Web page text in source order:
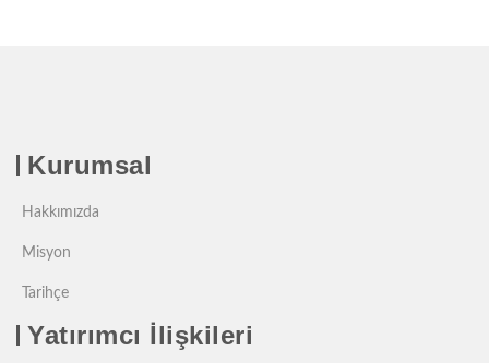
Kurumsal
Hakkımızda
Misyon
Tarihçe
Yatırımcı İlişkileri